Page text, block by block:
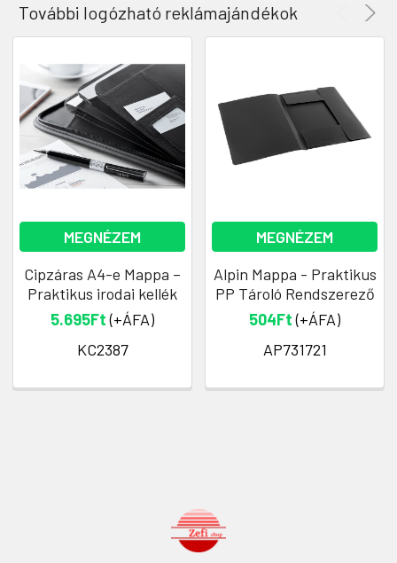
További logózható reklámajándékok
MEGNÉZEM
Cipzáras A4-e Mappa –
Praktikus irodai kellék
5.695Ft(+ÁFA)
KC2387
MEGNÉZEM
Alpin Mappa - Praktikus
PP Tároló Rendszerező
504Ft(+ÁFA)
AP731721